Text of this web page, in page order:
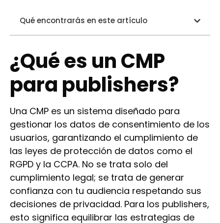
Qué encontrarás en este artículo
¿Qué es un CMP
para publishers?
Una CMP es un sistema diseñado para
gestionar los datos de consentimiento de los
usuarios, garantizando el cumplimiento de
las leyes de protección de datos como el
RGPD y la CCPA. No se trata solo del
cumplimiento legal; se trata de generar
confianza con tu audiencia respetando sus
decisiones de privacidad. Para los publishers,
esto significa equilibrar las estrategias de